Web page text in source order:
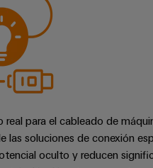
real para el cableado de
las soluciones de conexión
oculto y reducen